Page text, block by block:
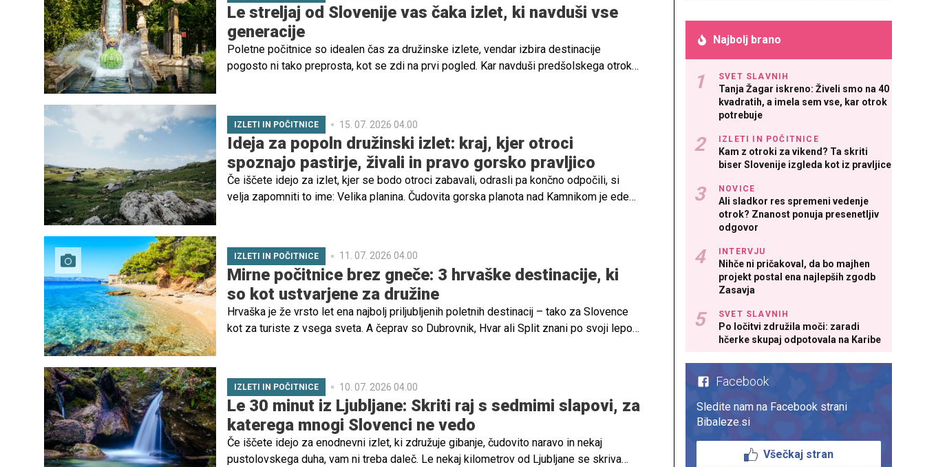
Le streljaj od Slovenije vas čaka izlet, ki navduši vse
generacije
Poletne počitnice so idealen čas za družinske izlete, vendar izbira destinacije
pogosto ni tako preprosta, kot se zdi na prvi pogled. Kar navduši predšolskega otroka,
IZLETI IN POČITNICE 15. 07. 2026 04.00
Ideja za popoln družinski izlet: kraj, kjer otroci
spoznajo pastirje, živali in pravo gorsko pravljico
Če iščete idejo za izlet, kjer se bodo otroci zabavali, odrasli pa končno odpočili, si
velja zapomniti to ime: Velika planina. Čudovita gorska planota nad Kamnikom je eden
v spominu.
IZLETI IN POČITNICE 11. 07. 2026 04.00
Mirne počitnice brez gneče: 3 hrvaške destinacije, ki
so kot ustvarjene za družine
Hrvaška je že vrsto let ena najbolj priljubljenih poletnih destinacij – tako za Slovence
kot za turiste z vsega sveta. A čeprav so Dubrovnik, Hvar ali Split znani po svoji lepoti,
IZLETI IN POČITNICE 10. 07. 2026 04.00
Le 30 minut iz Ljubljane: Skriti raj s sedmimi slapovi, za
katerega mnogi Slovenci ne vedo
Če iščete idejo za enodnevni izlet, ki združuje gibanje, čudovito naravo in nekaj
pustolovskega duha, vam ni treba daleč. Le nekaj kilometrov od Ljubljane se skriva
Najbolj brano
SVET SLAVNIH
Tanja Žagar iskreno: Živeli smo na 40
kvadratih, a imela sem vse, kar otrok
potrebuje
IZLETI IN POČITNICE
Kam z otroki za vikend? Ta skriti
biser Slovenije izgleda kot iz pravljice
NOVICE
Ali sladkor res spremeni vedenje
otrok? Znanost ponuja presenetljiv
odgovor
INTERVJU
Nihče ni pričakoval, da bo majhen
projekt postal ena najlepših zgodb
Zasavja
SVET SLAVNIH
Po ločitvi združila moči: zaradi
hčerke skupaj odpotovala na Karibe
Facebook
Sledite nam na Facebook strani
Bibaleze.si
Všečkaj stran